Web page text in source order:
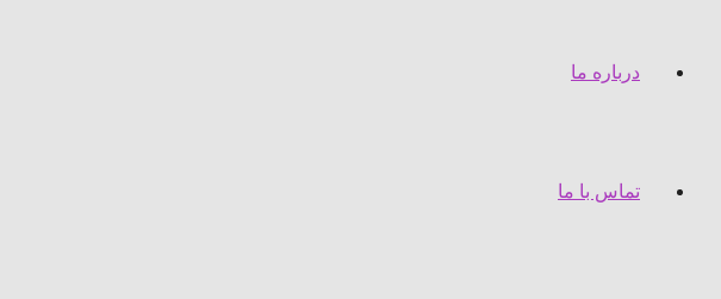
درباره ما
تماس با ما